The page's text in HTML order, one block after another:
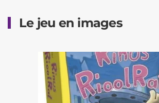
Le jeu en images